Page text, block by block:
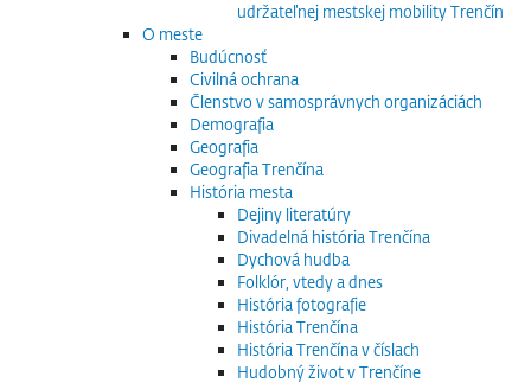
udržateľnej mestskej mobility Trenčín
O meste
Budúcnosť
Civilná ochrana
Členstvo v samosprávnych organizáciách
Demografia
Geografia
Geografia Trenčína
História mesta
Dejiny literatúry
Divadelná história Trenčína
Dychová hudba
Folklór, vtedy a dnes
História fotografie
História Trenčína
História Trenčína v číslach
Hudobný život v Trenčíne